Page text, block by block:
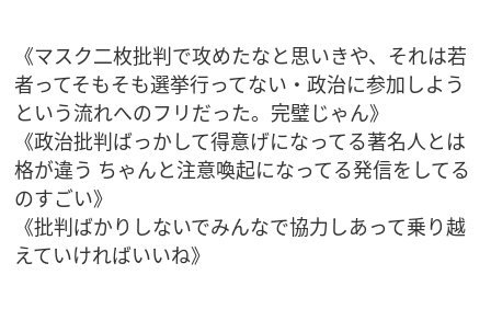
《マスク二枚批判で攻めたなと思いきや、それは若
者ってそもそも選挙行ってない・政治に参加しよう
という流れへのフリだった。完璧じゃん》
《政治批判ばっかして得意げになってる著名人とは
格が違う ちゃんと注意喚起になってる発信をしてる
のすごい》
《批判ばかりしないでみんなで協力しあって乗り越
えていければいいね》